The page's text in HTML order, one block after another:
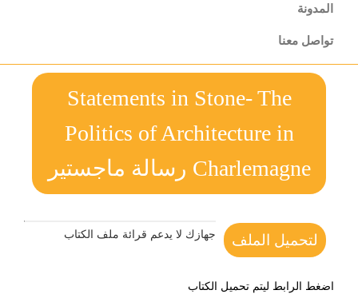
المدونة
تواصل معنا
Statements in Stone- The
Politics of Architecture in
Charlemagne رسالة ماجستير
لتحميل الملف جهازك لا يدعم قرائة ملف الكتاب
اضغط الرابط ليتم تحميل الكتاب